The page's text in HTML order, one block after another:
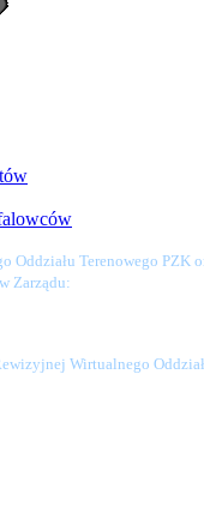
Oddziału Terenowego PZK
Zarządu:
Wirtualnego